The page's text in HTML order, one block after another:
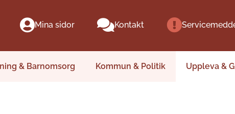
Mina sidor Kontakt
& Barnomsorg Kommun & Politik Uppleva &